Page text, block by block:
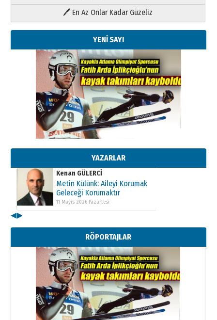
🖊 En Az Onlar Kadar Güzeliz
YENİ SAYI
YAZARLAR
Kenan GÜLERCİ
Metin Külünk: Aileyi Korumak
11 Mayıs 2026 Pazartesi
Kenan GÜLERCİ
Metin Külünk: Aileyi Korumak
Geleceği Korumaktır
11 Mayıs 2026 Pazartesi
Metin Külünk: Aileyi Korumak
Geleceği Korumaktır
11 Mayıs 2026 Pazartesi
◀▶
RÖPORTAJLAR